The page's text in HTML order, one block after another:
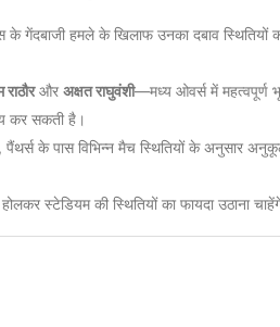
गेंदबाजी हमले के खिलाफ उनका दबाव स्थितियों
और अक्षत राघुवंशी—मध्य ओवर्स में महत्वपूर्ण
कर सकती है।
के पास विभिन्न मैच स्थितियों के अनुसार
स्टेडियम की स्थितियों का फायदा उठाना